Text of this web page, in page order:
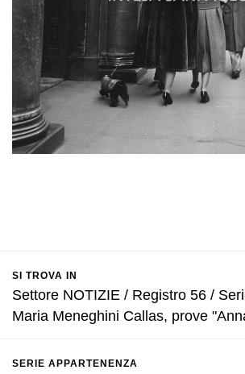
SI TROVA IN
Settore NOTIZIE / Registro 56 /
Maria Meneghini Callas, prove
SERIE APPARTENENZA